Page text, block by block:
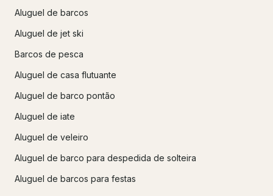
Aluguel de barcos
Aluguel de jet ski
Barcos de pesca
Aluguel de casa flutuante
Aluguel de barco pontão
Aluguel de iate
Aluguel de veleiro
Aluguel de barco para despedida de solteira
Aluguel de barcos para festas